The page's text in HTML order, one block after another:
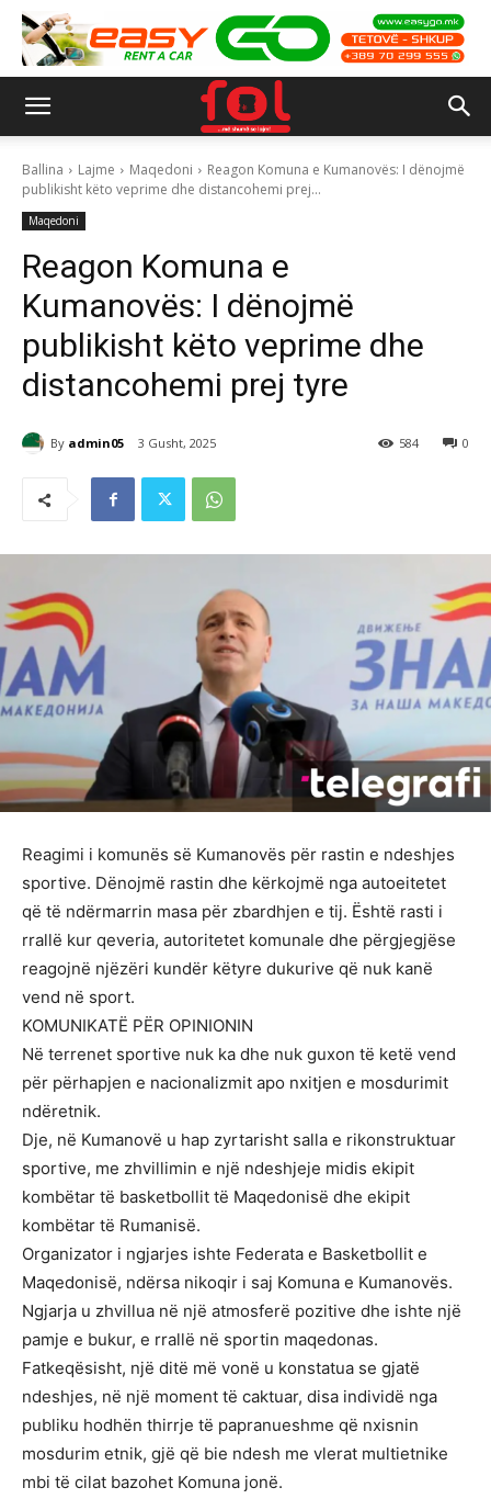
Ballina Lajme Maqedoni
Reagon Komuna e Kumanovës: I dënojmë
publikisht këto veprime dhe distancohemi prej...
Maqedoni
Reagon Komuna e
Kumanovës: I dënojmë
publikisht këto veprime dhe
distancohemi prej tyre
By admin05 3 Gusht, 2025 0
584
Reagimi i komunës së Kumanovës për rastin e ndeshjes
sportive. Dënojmë rastin dhe kërkojmë nga autoeitetet
që të ndërmarrin masa për zbardhjen e tij. Është rasti i
rrallë kur qeveria, autoritetet komunale dhe përgjegjëse
reagojnë njëzëri kundër këtyre dukurive që nuk kanë
vend në sport.
KOMUNIKATË PËR OPINIONIN
Në terrenet sportive nuk ka dhe nuk guxon të ketë vend
për përhapjen e nacionalizmit apo nxitjen e mosdurimit
ndëretnik.
Dje, në Kumanovë u hap zyrtarisht salla e rikonstruktuar
sportive, me zhvillimin e një ndeshjeje midis ekipit
kombëtar të basketbollit të Maqedonisë dhe ekipit
kombëtar të Rumanisë.
Organizator i ngjarjes ishte Federata e Basketbollit e
Maqedonisë, ndërsa nikoqir i saj Komuna e Kumanovës.
Ngjarja u zhvillua në një atmosferë pozitive dhe ishte një
pamje e bukur, e rrallë në sportin maqedonas.
Fatkeqësisht, një ditë më vonë u konstatua se gjatë
ndeshjes, në një moment të caktuar, disa individë nga
publiku hodhën thirrje të papranueshme që nxisnin
mosdurim etnik, gjë që bie ndesh me vlerat multietnike
mbi të cilat bazohet Komuna jonë.